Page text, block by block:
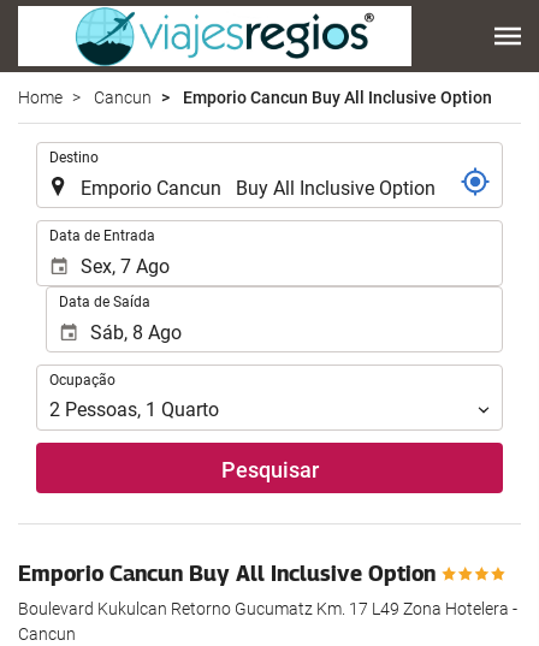
Home Cancun Emporio Cancun Buy All Inclusive Option
Destino
Data de Entrada
Data de Saída
Ocupação
Ocupação
2 Pessoas, 1 Quarto
Pesquisar
Emporio Cancun Buy All Inclusive Option
Boulevard Kukulcan Retorno Gucumatz Km. 17 L49 Zona Hotelera -
Cancun